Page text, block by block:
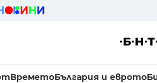
ВреметоБългария и еврото